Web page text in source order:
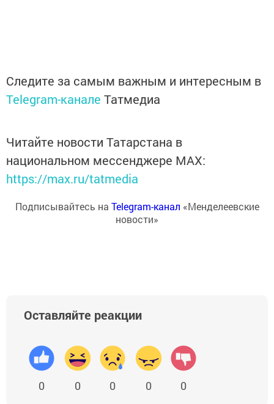
Следите за самым важным и интересным в
Telegram-канале Татмедиа
Читайте новости Татарстана в
национальном мессенджере MАХ:
https://max.ru/tatmedia
Подписывайтесь на Telegram-канал «Менделеевские
новости»
Оставляйте реакции
0 0 0 0 0